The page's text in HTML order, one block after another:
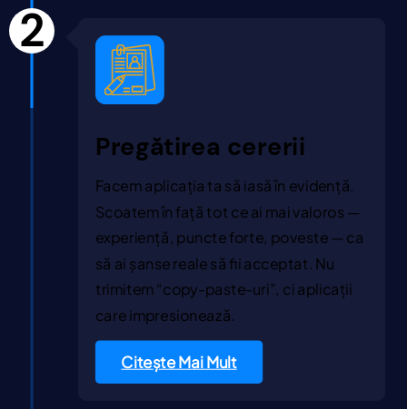
Pregătirea cererii
Facem aplicația ta să iasă în evidență.
Scoatem în față tot ce ai mai valoros —
experiență, puncte forte, poveste — ca
să ai șanse reale să fii acceptat. Nu
trimitem “copy-paste-uri”, ci aplicații
care impresionează.
Citește Mai Mult
2